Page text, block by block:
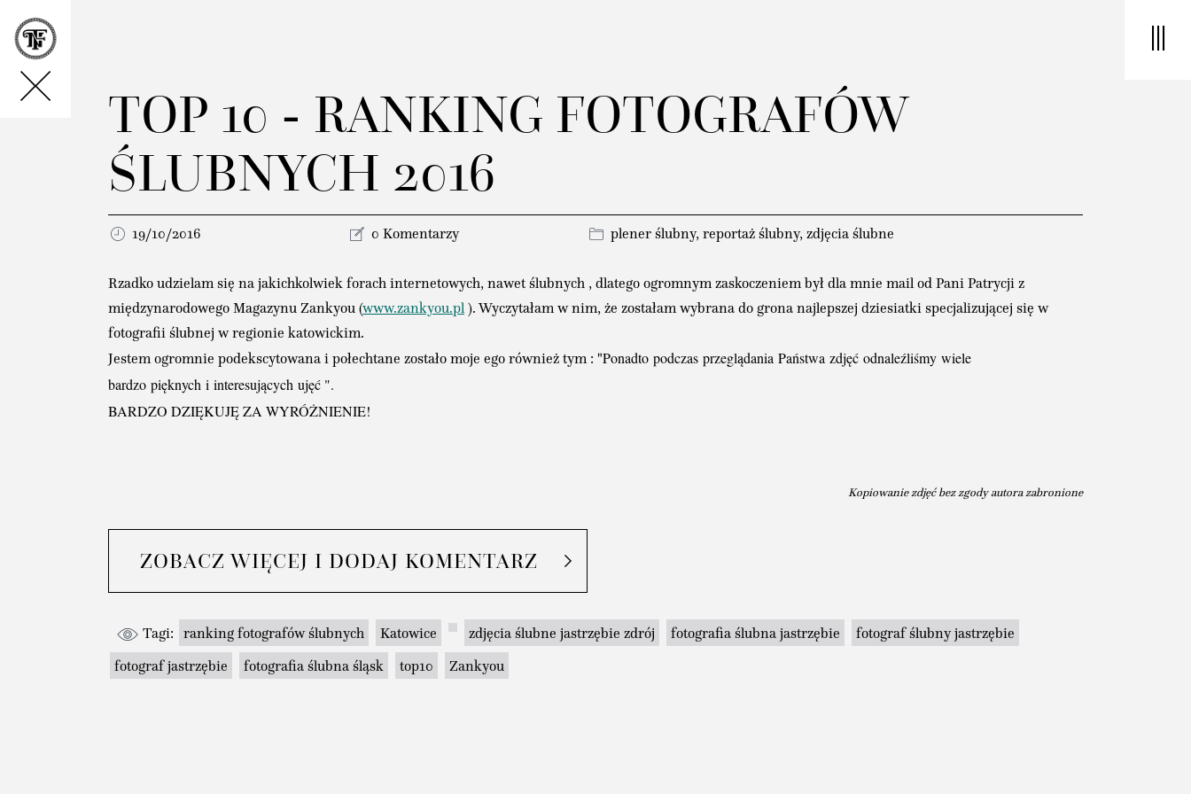
TOP 10 - RANKING FOTOGRAFÓW
ŚLUBNYCH 2016
19/10/2016 0 Komentarzy plener ślubny, reportaż ślubny, zdjęcia ślubne
Rzadko udzielam się na jakichkolwiek forach internetowych, nawet ślubnych , dlatego ogromnym zaskoczeniem był dla mnie mail od Pani Patrycji z
międzynarodowego Magazynu Zankyou (www.zankyou.pl). Wyczytałam w nim, że zostałam wybrana do grona najlepszej dziesiatki specjalizującej się w
fotografii ślubnej w regionie katowickim.
Jestem ogromnie podekscytowana i połechtane zostało moje ego również tym : "Ponadto podczas przeglądania Państwa zdjęć odnaleźliśmy wiele
bardzo pięknych i interesujących ujęć ".
BARDZO DZIĘKUJĘ ZA WYRÓŻNIENIE!
Kopiowanie zdjęć bez zgody autora zabronione
ZOBACZ WIĘCEJ I DODAJ KOMENTARZ
Tagi: ranking fotografów ślubnych Katowice zdjęcia ślubne jastrzębie zdrój fotografia ślubna jastrzębie
fotograf ślubny jastrzębie
fotograf jastrzębie
fotografia ślubna śląsk top10 Zankyou